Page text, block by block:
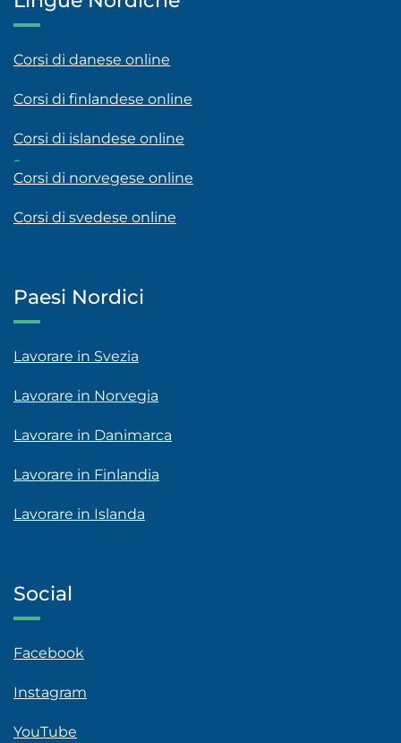
Corsi di danese online
Corsi di finlandese online
Corsi di islandese online
Corsi di norvegese online
Corsi di svedese online
Paesi Nordici
Lavorare in Svezia
Lavorare in Norvegia
Lavorare in Danimarca
Lavorare in Finlandia
Lavorare in Islanda
Social
Facebook
Instagram
YouTube